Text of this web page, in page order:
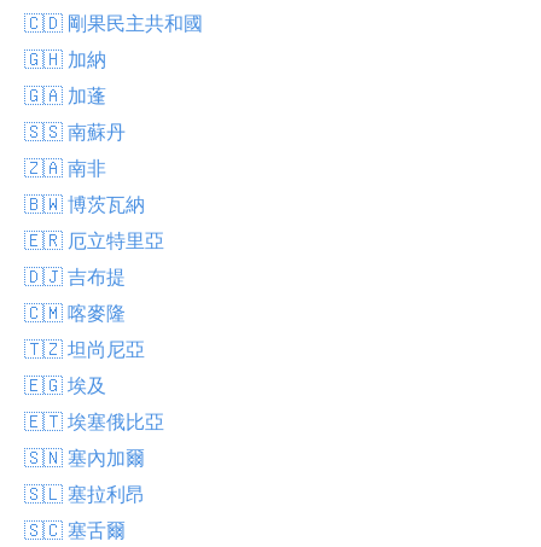
🇨🇩 剛果民主共和國
🇬🇭 加納
🇬🇦 加蓬
🇸🇸 南蘇丹
🇿🇦 南非
🇧🇼 博茨瓦納
🇪🇷 厄立特里亞
🇩🇯 吉布提
🇨🇲 喀麥隆
🇹🇿 坦尚尼亞
🇪🇬 埃及
🇪🇹 埃塞俄比亞
🇸🇳 塞內加爾
🇸🇱 塞拉利昂
🇸🇨 塞舌爾